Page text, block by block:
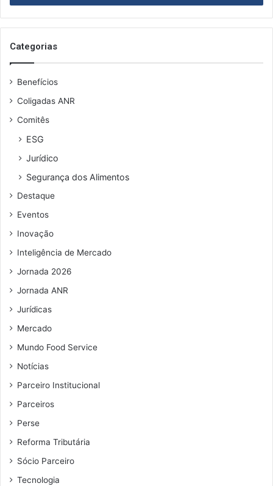
de
email
Categorias
Benefícios
Coligadas ANR
Comitês
ESG
Jurídico
Segurança dos Alimentos
Destaque
Eventos
Inovação
Inteligência de Mercado
Jornada 2026
Jornada ANR
Jurídicas
Mercado
Mundo Food Service
Notícias
Parceiro Institucional
Parceiros
Perse
Reforma Tributária
Sócio Parceiro
Tecnologia